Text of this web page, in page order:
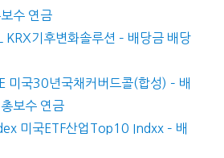
수 연금
KRX기후변화솔루션 – 배당금 배당
미국30년국채커버드콜(합성) – 배
보수 연금
미국ETF산업Top10 Indxx – 배